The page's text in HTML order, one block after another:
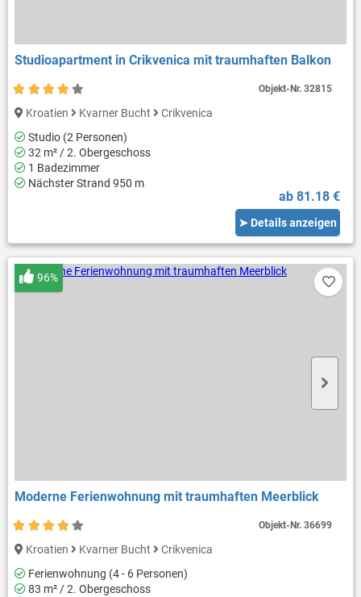
Studioapartment in Crikvenica mit traumhaften Balkon
Kroatien Kvarner Bucht
Crikvenica
Studio (2 Personen)
32 m² / 2. Obergeschoss
1 Badezimmer
Nächster Strand 950 m
ab 81.18 €
➤ Details anzeigen
Objekt-Nr.32815
Moderne Ferienwohnung mit traumhaften Meerblick
96%
Kroatien Kvarner Bucht
Crikvenica
Ferienwohnung (4 - 6 Personen)
83 m² / 2. Obergeschoss
Objekt-Nr.36699